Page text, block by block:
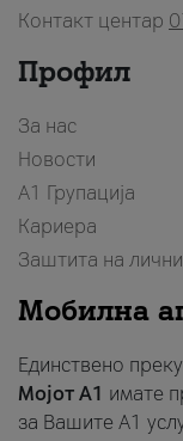
Контакт центар
Профил
За нас
Новости
А1 Групација
Кариера
Заштита на
Мобилна
Единствено
Мојот A1 имате
за Вашите A1